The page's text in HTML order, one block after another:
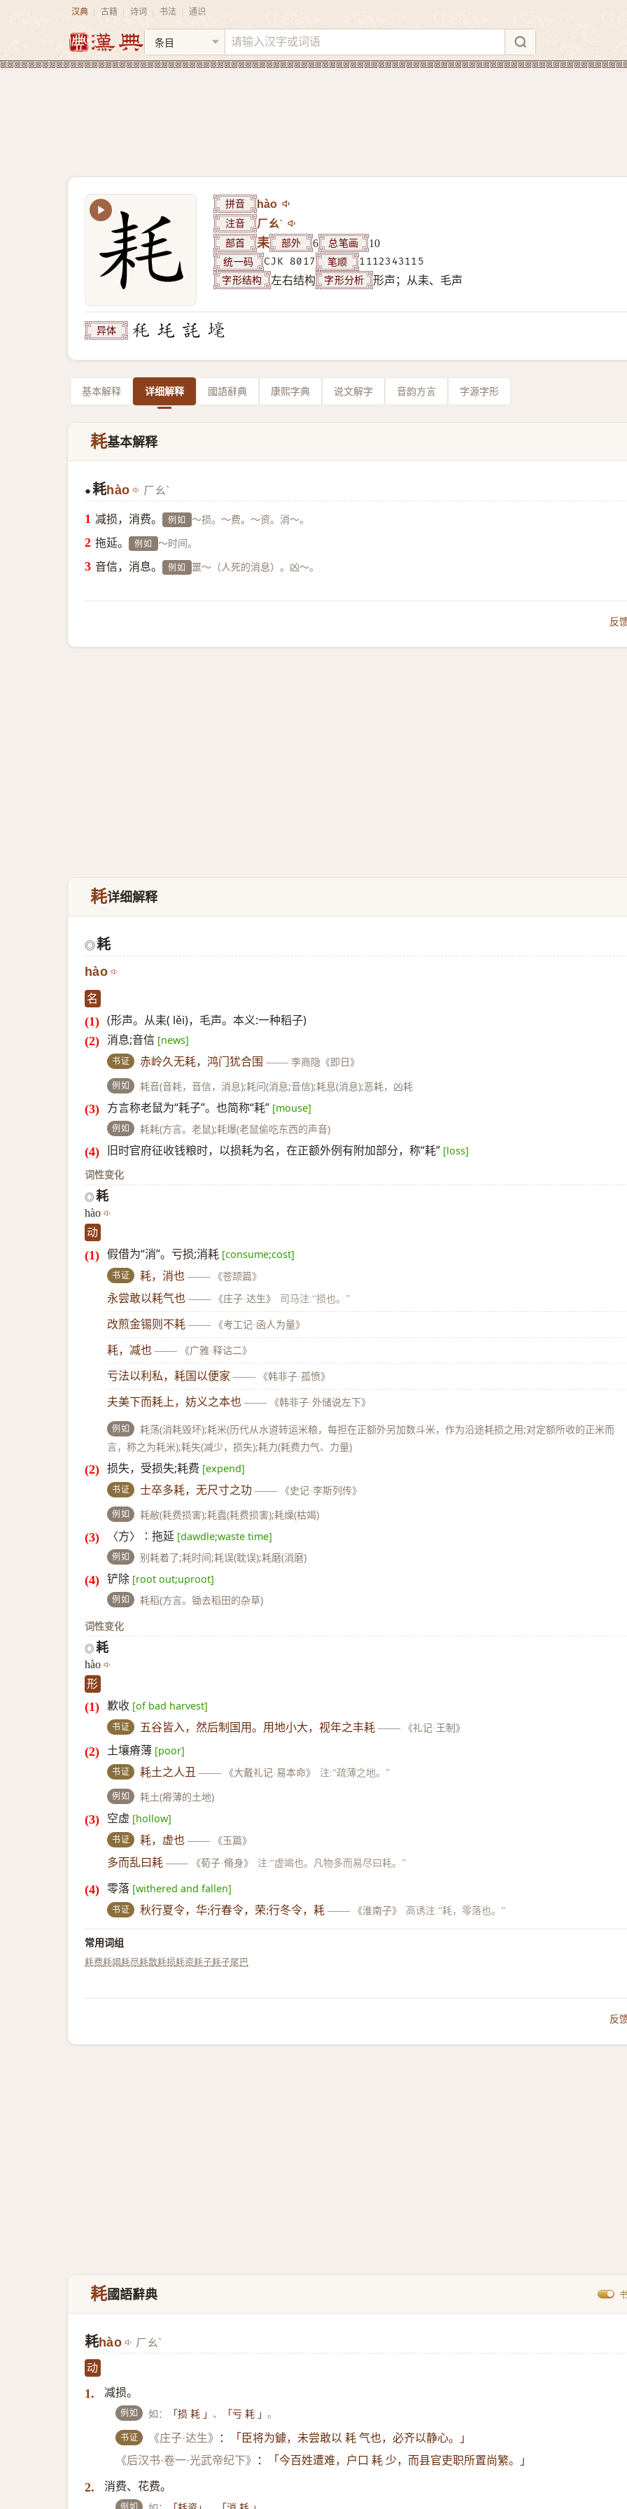
汉典 古籍 诗词 书法 通识
拼音 hào
注音 ㄏㄠˋ
部首 耒 部外 6 总笔画 10
统一码 CJK 8017 笔顺 1112343115
字形结构 左右结构 字形分析 形声；从耒、毛声
异体
基本解释 详细解释 國語辭典 康熙字典 说文解字 音韵方言 字源字形
耗基本解释
● 耗hào ㄏㄠˋ
减损，消费。 例如 ～损。～费。～资。消～。
拖延。 例如 ～时间。
音信，消息。 例如 噩～（人死的消息）。凶～。
反
耗详细解释
◎耗
hào
名
(形声。从耒( lěi)，毛声。本义:一种稻子)
消息;音信 [news]
书证 赤岭久无耗，鸿门犹合围 —— 李商隐《即日》
例如 耗音(音耗，音信，消息);耗问(消息;音信);耗息(消息);恶耗，凶耗
方言称老鼠为“耗子”。也简称“耗” [mouse]
例如 耗耗(方言。老鼠);耗爆(老鼠偷吃东西的声音)
旧时官府征收钱粮时，以损耗为名，在正额外例有附加部分，称“耗” [loss]
词性变化
◎ 耗
hào
动
假借为“消”。亏损;消耗 [consume;cost]
书证 耗，消也 —— 《苍颉篇》
永尝敢以耗气也 —— 《庄子·达生》 司马注:“损也。”
改煎金锡则不耗 —— 《考工记·函人为量》
耗，减也 —— 《广雅·释诂二》
亏法以利私，耗国以便家 —— 《韩非子·孤愤》
夫美下而耗上，妨义之本也 —— 《韩非子·外储说左下》
例如
耗荡(消耗毁坏);耗米(历代从水道转运米粮，每担在正额外另加数斗米，作为沿途耗损之用;对定额所收的正米而
言，称之为耗米);耗失(减少，损失);耗力(耗费力气、力量)
损失，受损失;耗费 [expend]
书证 士卒多耗，无尺寸之功 —— 《史记·李斯列传》
例如 耗敝(耗费损害);耗蠹(耗费损害);耗燥(枯竭)
〈方〉∶拖延 [dawdle;waste time]
例如 别耗着了;耗时间;耗误(耽误);耗磨(消磨)
铲除 [root out;uproot]
例如
耗稻(方言。锄去稻田的杂草)
词性变化
◎ 耗
hào
形
歉收 [of bad harvest]
书证 五谷皆入，然后制国用。用地小大，视年之丰耗 —— 《礼记·王制》
土壤瘠薄 [poor]
书证 耗土之人丑 —— 《大戴礼记·易本命》 注:“疏薄之地。”
例如 耗土(瘠薄的土地)
空虚 [hollow]
书证 耗，虚也 —— 《玉篇》
多而乱曰耗 —— 《荀子·脩身》 注:“虚竭也。凡物多而易尽曰耗。”
零落 [withered and fallen]
书证 秋行夏令，华;行春令，荣;行冬令，耗 —— 《淮南子》 高诱注:“耗，零落也。”
常用词组
耗费耗竭耗尽耗散耗损耗资耗子耗子尾巴
反
耗國語辭典
耗hào ㄏㄠˋ
动
1. 减损。
例如 如： 「损 耗 」 、 「亏 耗 」。
书证 《庄子·达生》 ：
「臣将为鐻，未尝敢以 耗 气也，必齐以静心。」
《后汉书·卷一·光武帝纪下》
： 「今百姓遭难，户口 耗 少，而县官吏职所置尚繁。」
2. 消费、花费。
例如